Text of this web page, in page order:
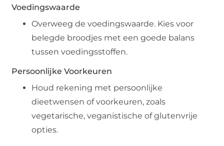
Voedingswaarde
Overweeg de voedingswaarde. Kies voor
belegde broodjes met een goede balans
tussen voedingsstoffen.
Persoonlijke Voorkeuren
Houd rekening met persoonlijke
dieetwensen of voorkeuren, zoals
vegetarische, veganistische of glutenvrije
opties.